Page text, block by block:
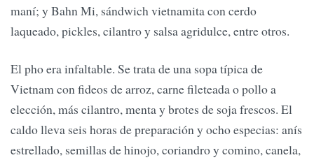
maní; y Bahn Mi, sándwich vietnamita con cerdo
laqueado, pickles, cilantro y salsa agridulce, entre otros.
El pho era infaltable. Se trata de una sopa típica de
Vietnam con fideos de arroz, carne fileteada o pollo a
elección, más cilantro, menta y brotes de soja frescos. El
caldo lleva seis horas de preparación y ocho especias: anís
estrellado, semillas de hinojo, coriandro y comino, canela,